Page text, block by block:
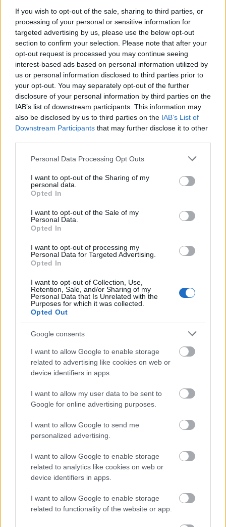
If you wish to opt-out of the sale, sharing to third parties, or
processing of your personal or sensitive information for
targeted advertising by us, please use the below opt-out
section to confirm your selection. Please note that after your
opt-out request is processed you may continue seeing
interest-based ads based on personal information utilized by
us or personal information disclosed to third parties prior to
your opt-out. You may separately opt-out of the further
disclosure of your personal information by third parties on the
IAB’s list of downstream participants. This information may
also be disclosed by us to third parties on the IAB’s List of
Downstream Participants that may further disclose it to other
Please note that this website/app uses one or more Google
not limited to your visit or usage behaviour. You may click to
grant or deny consent to Google and its third-party tags to
use your data for below specified purposes in below Google
consent section.
Personal Data Processing Opt Outs
I want to opt-out of the Sharing of my
personal data.
Opted In
I want to opt-out of the Sale of my
Personal Data.
Opted In
I want to opt-out of processing my
Personal Data for Targeted Advertising.
Opted In
I want to opt-out of Collection, Use,
Retention, Sale, and/or Sharing of my
Personal Data that Is Unrelated with the
Purposes for which it was collected.
Opted Out
Google consents
I want to allow Google to enable storage
related to advertising like cookies on web or
device identifiers in apps.
I want to allow my user data to be sent to
Google for online advertising purposes.
I want to allow Google to send me
personalized advertising.
I want to allow Google to enable storage
related to analytics like cookies on web or
device identifiers in apps.
I want to allow Google to enable storage
related to functionality of the website or app.
Rendező: Pálfi György
Társrendező: Ruttkay Zsófia, Réthly Attila és
a szereplők
Vágó: Lemhényi Réka
Író: Pálfi György, Ruttkay Zsófia, Réthly Attila
és a szereplők
Operatőr: Dala István, Lukács Dávid
Főszereplők: Szüle István, Országh
Gyöngyvér, Kim Corbisier, Fátyol Kamilla, Páll
Zsolt, Gosztonyi Csaba, Czene Csaba, Farkas
Kati, Tóth Eszter
Gyártási év: 2009
Műfaj: dráma / városi tragikomédia
Hossz: 100 perc
Forgalmazza: Budapest Film
Film
VÁLHATTÁL VOLNA?
TERMÉSZETFELETTI ERŐK ÉS ELFELEDETT
TITKOK: ITT A SHELBY OAKS – A GONOSZ